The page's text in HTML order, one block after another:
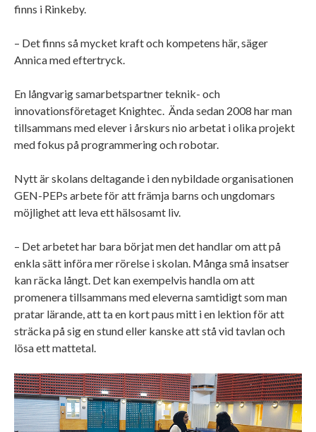
finns i Rinkeby.
– Det finns så mycket kraft och kompetens här, säger
Annica med eftertryck.
En långvarig samarbetspartner teknik- och
innovationsföretaget Knightec. Ända sedan 2008 har man
tillsammans med elever i årskurs nio arbetat i olika projekt
med fokus på programmering och robotar.
Nytt är skolans deltagande i den nybildade organisationen
GEN-PEPs arbete för att främja barns och ungdomars
möjlighet att leva ett hälsosamt liv.
– Det arbetet har bara börjat men det handlar om att på
enkla sätt införa mer rörelse i skolan. Många små insatser
kan räcka långt. Det kan exempelvis handla om att
promenera tillsammans med eleverna samtidigt som man
pratar lärande, att ta en kort paus mitt i en lektion för att
sträcka på sig en stund eller kanske att stå vid tavlan och
lösa ett mattetal.